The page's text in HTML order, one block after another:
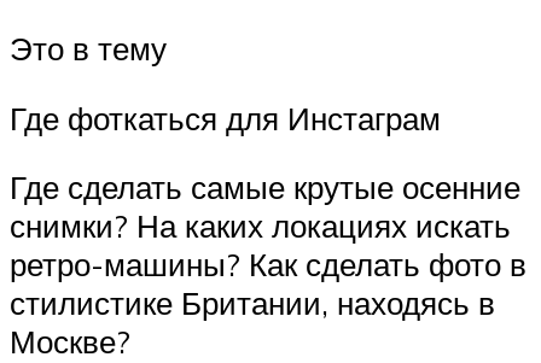
Это в тему
Где фоткаться для Инстаграм
Где сделать самые крутые осенние
снимки? На каких локациях искать
ретро-машины? Как сделать фото в
стилистике Британии, находясь в
Москве?